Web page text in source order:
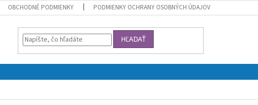
OBCHODNÉ PODMIENKY PODMIENKY OCHRANY OSOBNÝCH ÚDAJOV
HĽADAŤ